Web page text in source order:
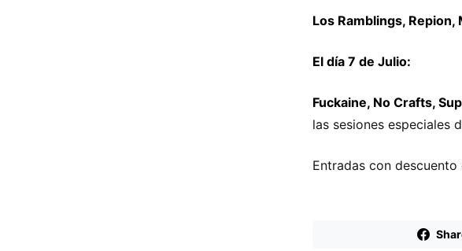
Los Ramblings,
El día 7 de Julio:
Fuckaine, No Crafts,
las sesiones especiales
Entradas con descuento